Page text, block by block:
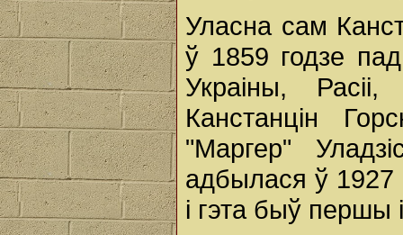
Уласна сам
ў 1859 годзе
Украіны,
Канстанцін
"Маргер"
адбылася ў 1927
і гэта быў першы